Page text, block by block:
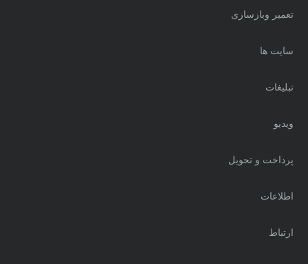
تعمیر وبازسازی
سایت ها
تبلیغات
ویدیو
پرداخت و تحویل
اطلاعات
ارتباط